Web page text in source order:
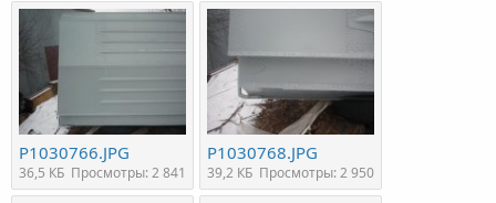
P1030766.JPG
36,5 КБ Просмотры: 2 841
P1030768.JPG
39,2 КБ Просмотры: 2 950